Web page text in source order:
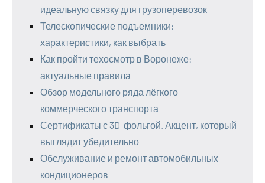
идеальную связку для грузоперевозок
Телескопические подъемники:
характеристики, как выбрать
Как пройти техосмотр в Воронеже:
актуальные правила
Обзор модельного ряда лёгкого
коммерческого транспорта
Сертификаты с 3D-фольгой. Акцент, который
выглядит убедительно
Обслуживание и ремонт автомобильных
кондиционеров